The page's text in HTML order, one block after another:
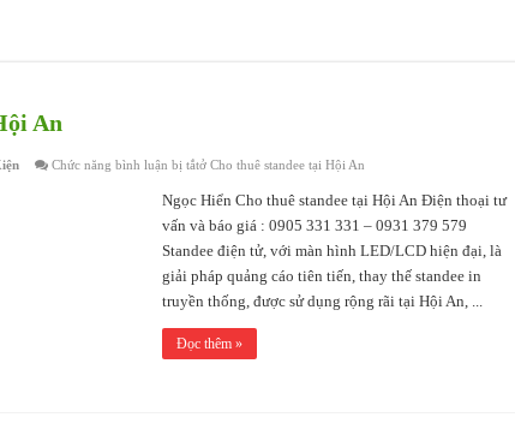
An
Chức năng bình luận bị tắtở Cho thuê standee tại Hội An
Ngọc Hiển Cho thuê standee tại Hội An Điện thoại tư
vấn và báo giá : 0905 331 331 – 0931 379 579
Standee điện tử, với màn hình LED/LCD hiện đại, là
giải pháp quảng cáo tiên tiến, thay thế standee in
truyền thống, được sử dụng rộng rãi tại Hội An, ...
Đọc thêm »